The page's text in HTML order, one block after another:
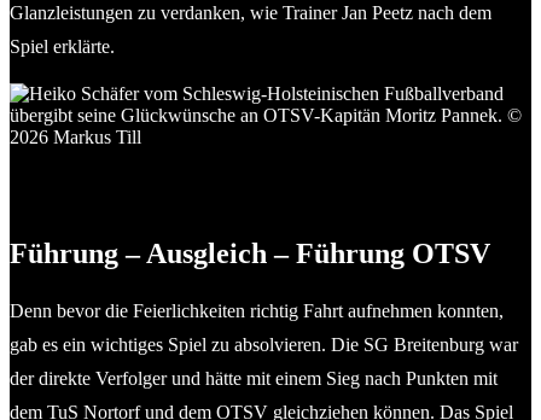
Glanzleistungen zu verdanken, wie Trainer Jan Peetz nach dem
Spiel erklärte.
Führung – Ausgleich – Führung OTSV
Denn bevor die Feierlichkeiten richtig Fahrt aufnehmen konnten,
gab es ein wichtiges Spiel zu absolvieren. Die SG Breitenburg war
der direkte Verfolger und hätte mit einem Sieg nach Punkten mit
dem TuS Nortorf und dem OTSV gleichziehen können. Das Spiel